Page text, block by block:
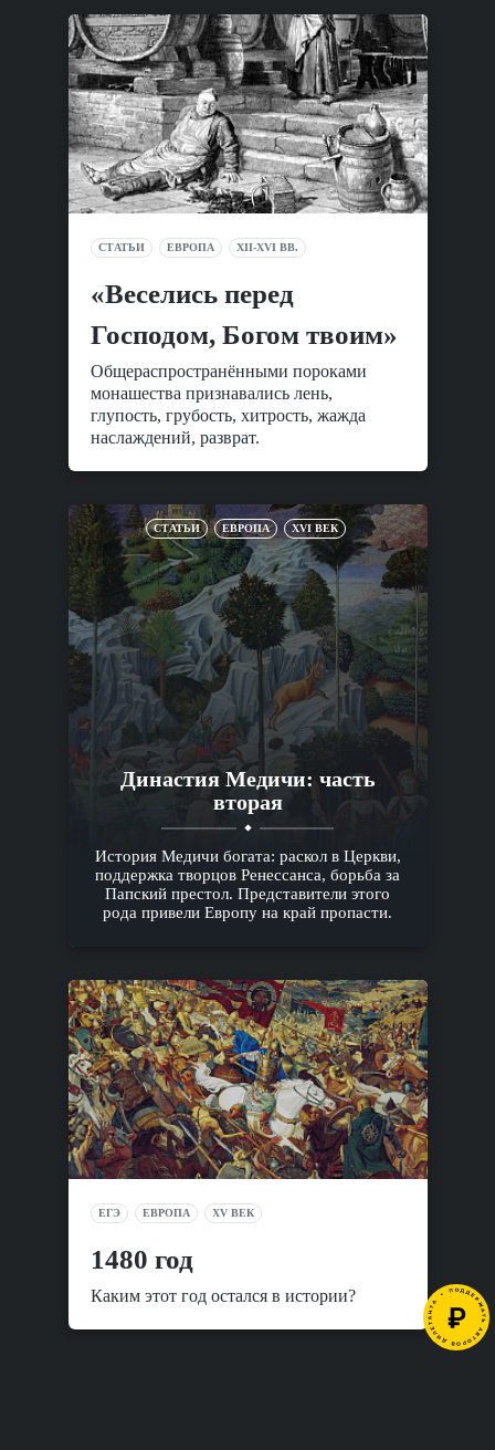
СТАТЬИ ЕВРОПА XII-XVI ВВ.
«Веселись перед
Господом, Богом твоим»
Общераспространёнными пороками
монашества признавались лень,
глупость, грубость, хитрость, жажда
наслаждений, разврат.
СТАТЬИ ЕВРОПА XVI ВЕК
Династия Медичи: часть
вторая
История Медичи богата: раскол в Церкви,
поддержка творцов Ренессанса, борьба за
Папский престол. Представители этого
рода привели Европу на край пропасти.
ЕГЭ ЕВРОПА XV ВЕК
1480 год
Каким этот год остался в истории?